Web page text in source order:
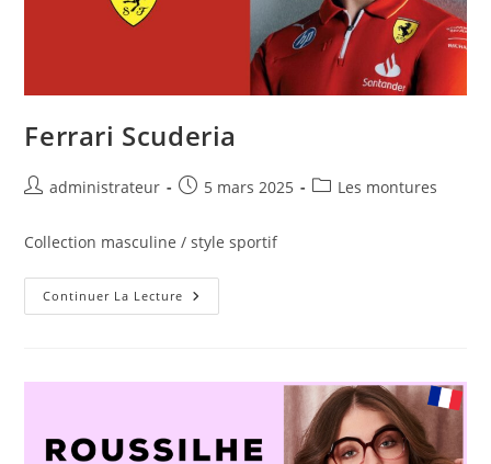
Ferrari Scuderia
administrateur 5 mars 2025 Les montures
Collection masculine / style sportif
Continuer La Lecture